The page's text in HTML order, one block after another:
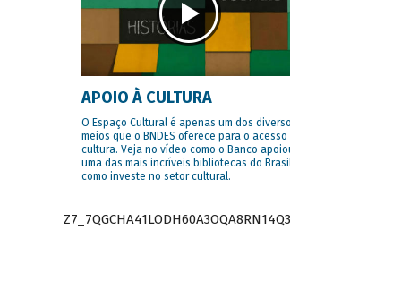
APOIO À CULTURA
O Espaço Cultural é apenas um dos diversos
meios que o BNDES oferece para o acesso à
cultura. Veja no vídeo como o Banco apoiou
uma das mais incríveis bibliotecas do Brasil e
como investe no setor cultural.
Z7_7QGCHA41LODH60A3OQA8RN14Q3